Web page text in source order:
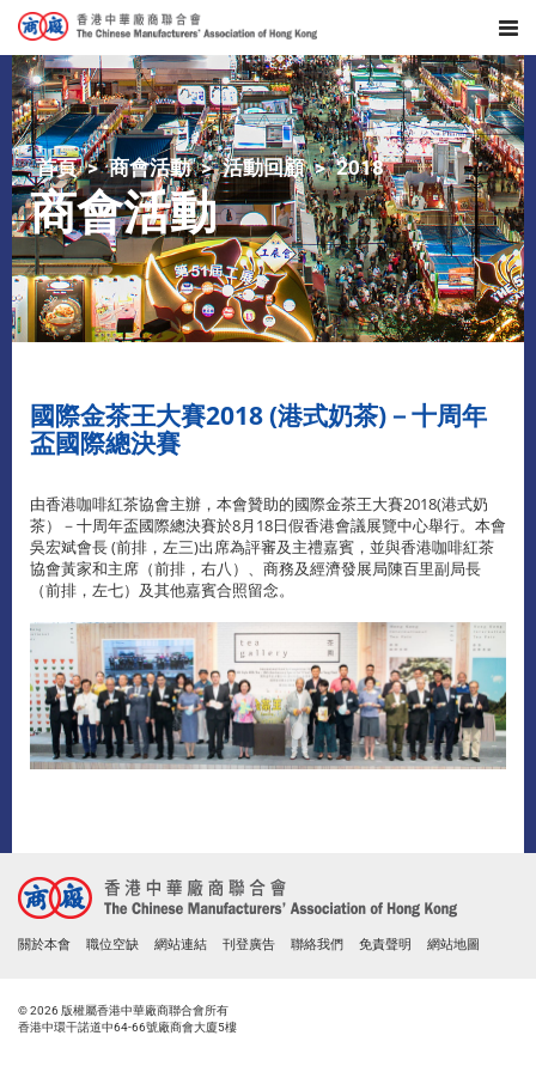
首頁 商會活動 活動回顧 2018
商會活動
國際金茶王大賽2018 (港式奶茶)－十周年
盃國際總決賽
由香港咖啡紅茶協會主辦，本會贊助的國際金茶王大賽2018(港式奶
茶）－十周年盃國際總決賽於8月18日假香港會議展覽中心舉行。本會
吳宏斌會長 (前排，左三)出席為評審及主禮嘉賓，並與香港咖啡紅茶
協會黃家和主席（前排，右八）、商務及經濟發展局陳百里副局長
（前排，左七）及其他嘉賓合照留念。
關於本會 職位空缺 網站連結 刊登廣告 聯絡我們 免責聲明 網站地圖
© 2026 版權屬香港中華廠商聯合會所有
香港中環干諾道中64-66號廠商會大廈5樓